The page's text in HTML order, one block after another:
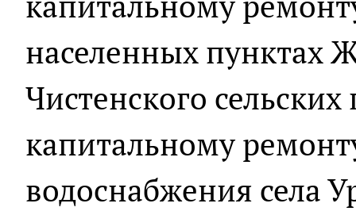
населенных пунктах
Чистенского
капитальному
водоснабжения села